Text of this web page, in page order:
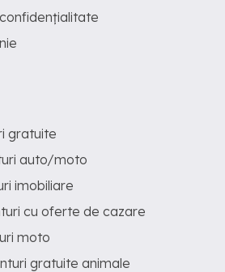
gratuite
auto/moto
imobiliare
cu oferte de cazare
moto
gratuite animale